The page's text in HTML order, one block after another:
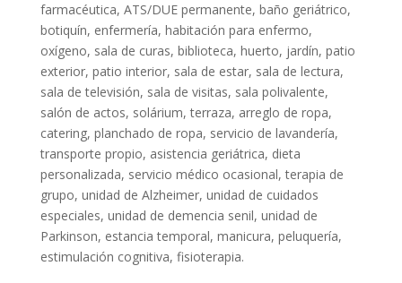
farmacéutica, ATS/DUE permanente, baño geriátrico,
botiquín, enfermería, habitación para enfermo,
oxígeno, sala de curas, biblioteca, huerto, jardín, patio
exterior, patio interior, sala de estar, sala de lectura,
sala de televisión, sala de visitas, sala polivalente,
salón de actos, solárium, terraza, arreglo de ropa,
catering, planchado de ropa, servicio de lavandería,
transporte propio, asistencia geriátrica, dieta
personalizada, servicio médico ocasional, terapia de
grupo, unidad de Alzheimer, unidad de cuidados
especiales, unidad de demencia senil, unidad de
Parkinson, estancia temporal, manicura, peluquería,
estimulación cognitiva, fisioterapia.